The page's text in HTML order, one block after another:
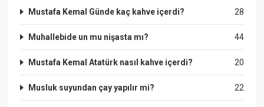
28
Mustafa Kemal Günde kaç kahve içerdi?
44
Muhallebide un mu nişasta mı?
20
Mustafa Kemal Atatürk nasıl kahve içerdi?
22
Musluk suyundan çay yapılır mi?